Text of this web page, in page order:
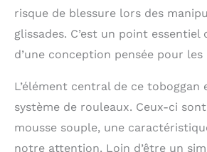
l'équilibre
des
favorise le
capacités
grâce à
créatifs et
𝐅𝐚𝐛𝐫𝐢𝐪𝐮𝐞 𝐚
risque de blessure lors des
glissades. C’est un point essentiel
d’une conception pensée pour les
L’élément central de ce toboggan
système de rouleaux. Ceux-ci
mousse souple, une
notre attention. Loin d’être un